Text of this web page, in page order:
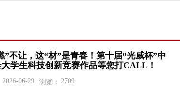
”不让，这“材”是青春！第十届“光威杯”中
学生科技创新竞赛作品等您打CALL！
2026-06-29 浏览： 2709